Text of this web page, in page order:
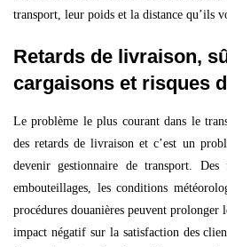
transport, leur poids et la distance qu’ils
Retards de livraison,
cargaisons et risques
Le problème le plus courant dans le
des retards de livraison et c’est un
devenir gestionnaire de transport. Des
embouteillages, les conditions
procédures douanières peuvent prolonger
impact négatif sur la satisfaction des